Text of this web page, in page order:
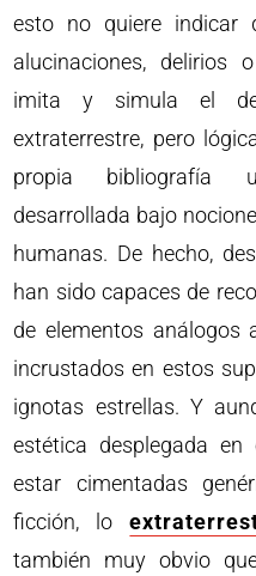
esto no quiere indicar
alucinaciones, delirios
imita y simula el
extraterrestre, pero
propia bibliografía
desarrollada bajo
humanas. De hecho,
han sido capaces de
de elementos análogos
incrustados en estos
ignotas estrellas. Y
estética desplegada en
estar cimentadas
ficción, lo
también muy obvio